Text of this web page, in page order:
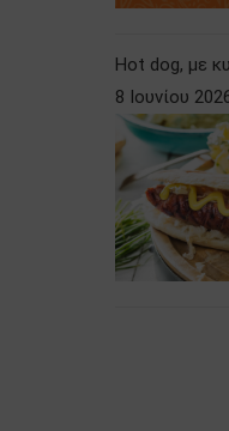
Hot dog, με
8 Ιουνίου